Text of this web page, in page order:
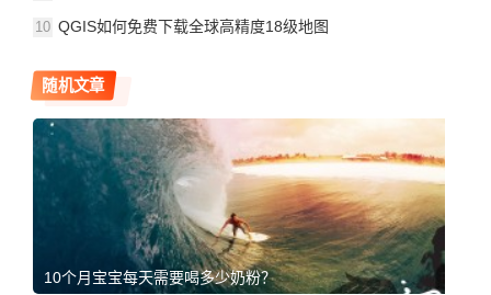
QGIS如何免费下载全球高精度18级地图
随机文章
10个月宝宝每天需要喝多少奶粉？